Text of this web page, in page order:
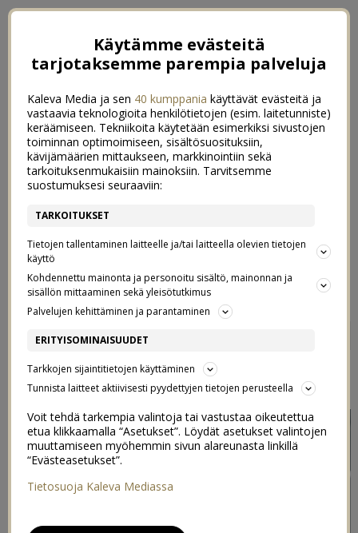
RASKAUSAJAN
RUOKAVALIONI
8/03/2018
Käytämme evästeitä
tarjotaksemme parempia palveluja
Kaleva Media ja sen 40 kumppania käyttävät evästeitä ja
vastaavia teknologioita henkilötietojen (esim. laitetunniste)
keräämiseen. Tekniikoita käytetään esimerkiksi sivustojen
toiminnan optimoimiseen, sisältösuosituksiin,
kävijämäärien mittaukseen, markkinointiin sekä
tarkoituksenmukaisiin mainoksiin. Tarvitsemme
suostumuksesi seuraaviin:
TARKOITUKSET
Tietojen tallentaminen laitteelle ja/tai laitteella olevien tietojen
käyttö
Kohdennettu mainonta ja personoitu sisältö, mainonnan ja
sisällön mittaaminen sekä yleisötutkimus
Palvelujen kehittäminen ja parantaminen
ERITYISOMINAISUUDET
Tarkkojen sijaintitietojen käyttäminen
Tunnista laitteet aktiivisesti pyydettyjen tietojen perusteella
Voit tehdä tarkempia valintoja tai vastustaa oikeutettua
etua klikkaamalla “Asetukset”. Löydät asetukset valintojen
muuttamiseen myöhemmin sivun alareunasta linkillä
“Evästeasetukset”.
Tietosuoja Kaleva Mediassa